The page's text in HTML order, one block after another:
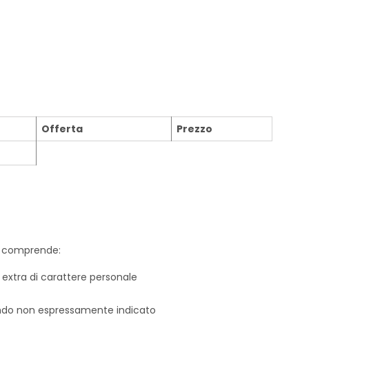
Offerta
Prezzo
di carattere personale
non espressamente indicato